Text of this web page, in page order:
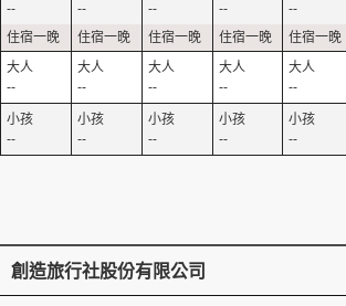
--
--
--
--
--
--
--
--
--
--
--
--
--
--
--
創造旅行社股份有限公司